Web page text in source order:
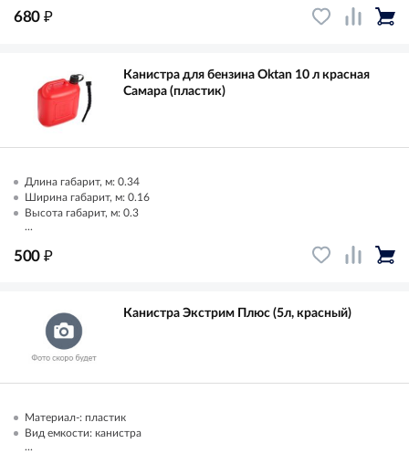
680 ₽
Канистра для бензина Oktan 10 л красная
Самара (пластик)
Длина габарит, м: 0.34
Ширина габарит, м: 0.16
Высота габарит, м: 0.3
...
500 ₽
Канистра Экстрим Плюс (5л, красный)
Материал-: пластик
Вид емкости: канистра
...